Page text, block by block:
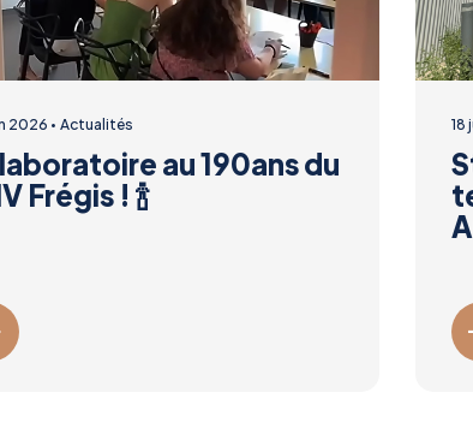
2026 Actualités
au 190ans du
Frégis ! 🍾
18